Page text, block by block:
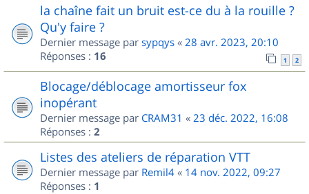
la chaîne fait un bruit est-ce du à la rouille ?
Qu'y faire ?
Dernier message par sypqys « 28 avr. 2023, 20:10
Réponses : 16 1 2
Blocage/déblocage amortisseur fox
inopérant
Dernier message par CRAM31 « 23 déc. 2022, 16:08
Réponses : 2
Listes des ateliers de réparation VTT
Dernier message par Remil4 « 14 nov. 2022, 09:27
Réponses : 1